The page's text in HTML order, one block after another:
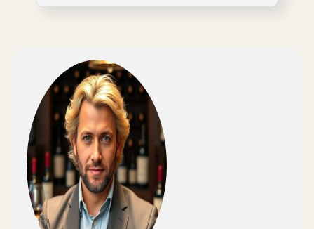
table. Les verres sont entièrement réalisés à
la main, soufflés bouche. Ils sont conçus pour
un usage quotidien et passent au lave
vaisselle. Nos verres sont Made in France et
chaque verre est signé de notre marque
déposée à l’INPI : Klein 54120 Baccarat France
La Maison Klein l'Artisan du Cristal fait
perdurer une fabrication et un savoir-faire
remontant au 18ème siècle.